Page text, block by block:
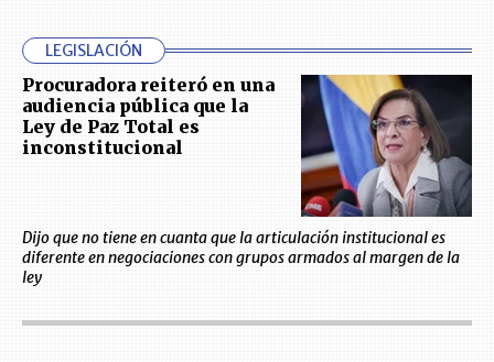
LEGISLACIÓN
Procuradora reiteró en una
audiencia pública que la
Ley de Paz Total es
inconstitucional
Dijo que no tiene en cuanta que la articulación institucional es
diferente en negociaciones con grupos armados al margen de la
ley